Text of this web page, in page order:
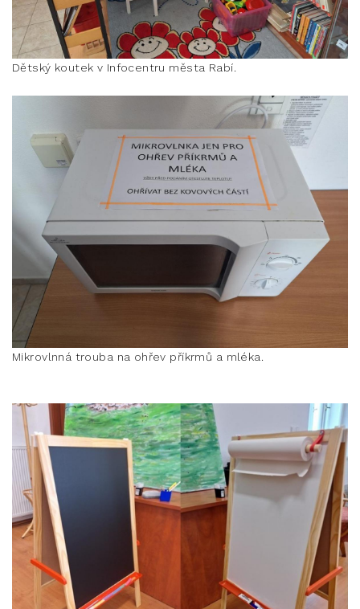
Dětský koutek v Infocentru města Rabí.
Mikrovlnná trouba na ohřev příkrmů a mléka.